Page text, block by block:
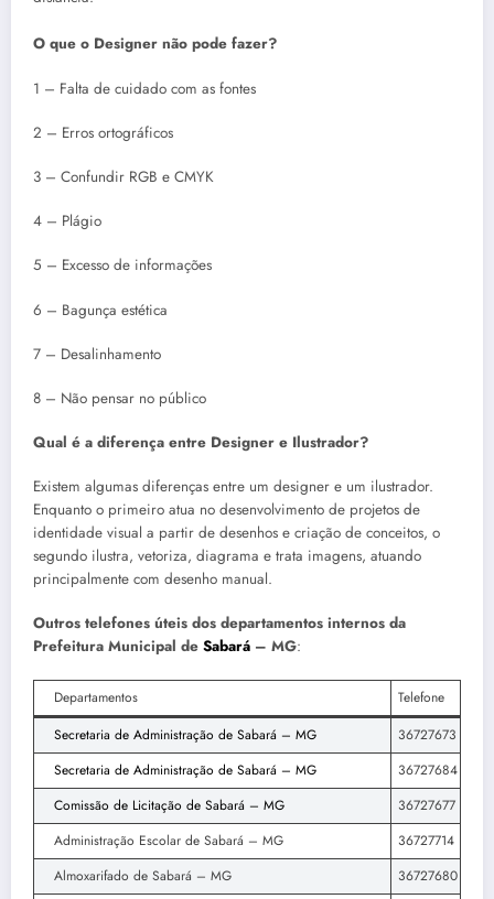
O que o Designer não pode fazer?
1 – Falta de cuidado com as fontes
2 – Erros ortográficos
3 – Confundir RGB e CMYK
4 – Plágio
5 – Excesso de informações
6 – Bagunça estética
7 – Desalinhamento
8 – Não pensar no público
Qual é a diferença entre Designer e Ilustrador?
Existem algumas diferenças entre um designer e um ilustrador.
Enquanto o primeiro atua no desenvolvimento de projetos de
identidade visual a partir de desenhos e criação de conceitos, o
segundo ilustra, vetoriza, diagrama e trata imagens, atuando
principalmente com desenho manual.
Outros telefones úteis dos departamentos internos da
Prefeitura Municipal de Sabará – MG:
Departamentos
Telefone
Secretaria de Administração de Sabará – MG
36727673
Secretaria de Administração de Sabará – MG
36727684
Comissão de Licitação de Sabará – MG
36727677
Administração Escolar de Sabará – MG
36727714
Almoxarifado de Sabará – MG
36727680